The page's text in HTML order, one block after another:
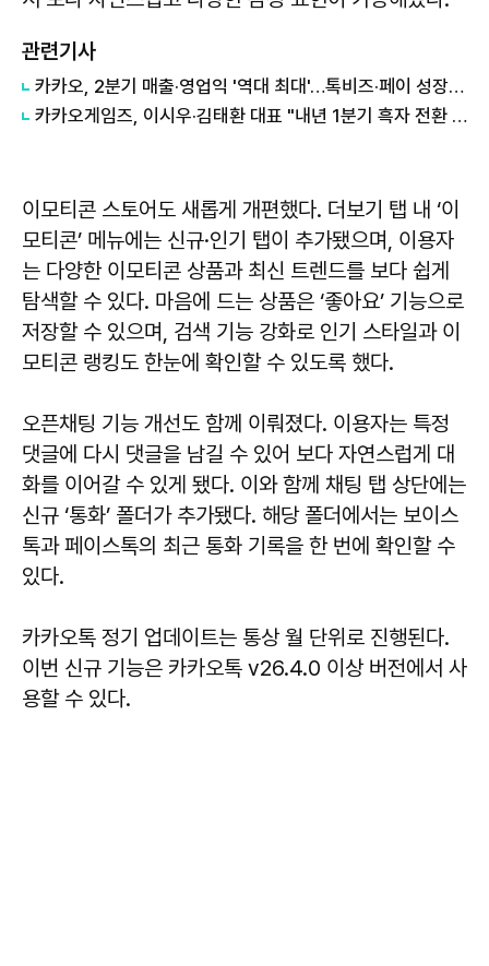
관련기사
카카오, 2분기 매출·영업익 '역대 최대'…톡비즈·페이 성장 견인
카카오게임즈, 이시우·김태환 대표 "내년 1분기 흑자 전환 목표"
이모티콘 스토어도 새롭게 개편했다. 더보기 탭 내 ‘이
모티콘’ 메뉴에는 신규·인기 탭이 추가됐으며, 이용자
는 다양한 이모티콘 상품과 최신 트렌드를 보다 쉽게
탐색할 수 있다. 마음에 드는 상품은 ‘좋아요’ 기능으로
저장할 수 있으며, 검색 기능 강화로 인기 스타일과 이
모티콘 랭킹도 한눈에 확인할 수 있도록 했다.
오픈채팅 기능 개선도 함께 이뤄졌다. 이용자는 특정
댓글에 다시 댓글을 남길 수 있어 보다 자연스럽게 대
화를 이어갈 수 있게 됐다. 이와 함께 채팅 탭 상단에는
신규 ‘통화’ 폴더가 추가됐다. 해당 폴더에서는 보이스
톡과 페이스톡의 최근 통화 기록을 한 번에 확인할 수
있다.
카카오톡 정기 업데이트는 통상 월 단위로 진행된다.
이번 신규 기능은 카카오톡 v26.4.0 이상 버전에서 사
용할 수 있다.